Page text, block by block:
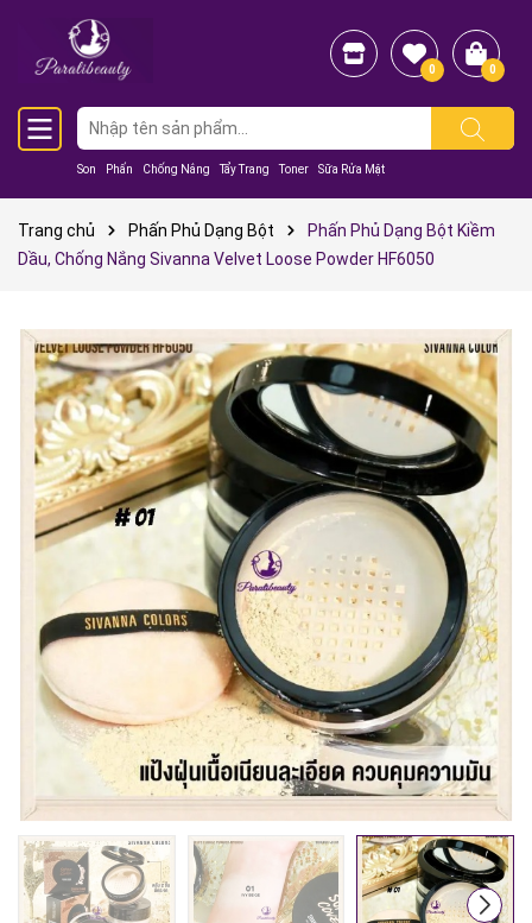
Son Phấn Chống Nắng Tẩy Trang Toner Sữa Rửa Mặt
0 0
Trang chủ Phấn Phủ Dạng Bột
Phấn Phủ Dạng Bột Kiềm
Dầu, Chống Nắng Sivanna Velvet Loose Powder HF6050
Mã giảm giá:
Ngày hết hạn:
Điều kiện: